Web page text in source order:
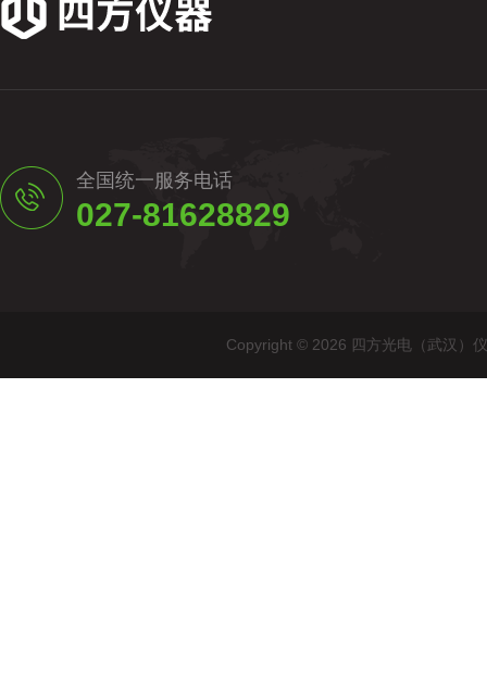
全国统一服务电话
027-81628829
Copyright © 2026 四方光电（武汉）